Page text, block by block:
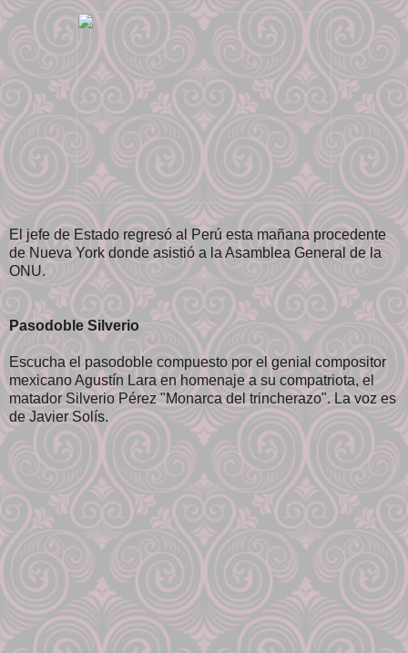
El jefe de Estado regresó al Perú esta mañana procedente
de Nueva York donde asistió a la Asamblea General de la
ONU.
Pasodoble Silverio
Escucha el pasodoble compuesto por el genial compositor
mexicano Agustín Lara en homenaje a su compatriota, el
matador Silverio Pérez "Monarca del trincherazo". La voz es
de Javier Solís.